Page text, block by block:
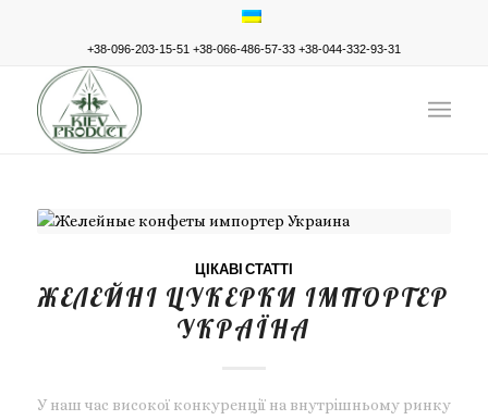
+38-096-203-15-51 +38-066-486-57-33 +38-044-332-93-31
ЦІКАВІ СТАТТІ
ЖЕЛЕЙНІ ЦУКЕРКИ ІМПОРТЕР
УКРАЇНА
У наш час високої конкуренції на внутрішньому ринку